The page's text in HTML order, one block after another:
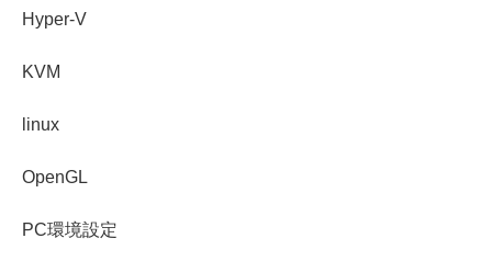
Hyper-V
KVM
linux
OpenGL
PC環境設定